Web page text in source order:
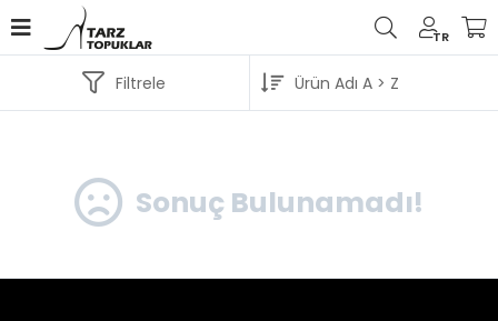
TR
Filtrele
Sonuç Bulunamadı!